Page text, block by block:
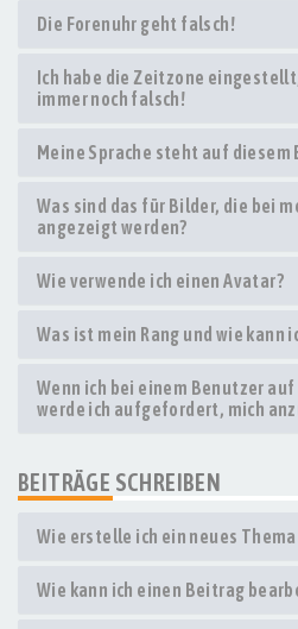
Die Forenuhr geht falsch!
Ich habe die Zeitzone
immer noch falsch!
Meine Sprache steht auf diesem
Was sind das für Bilder, die bei
angezeigt werden?
Wie verwende ich einen Avatar?
Was ist mein Rang und wie kann
Wenn ich bei einem Benutzer
werde ich aufgefordert, mich
BEITRÄGE SCHREIBEN
Wie erstelle ich ein neues
Wie kann ich einen Beitrag